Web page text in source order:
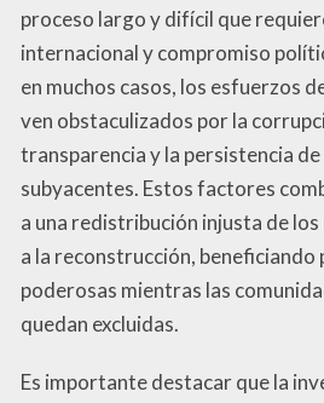
proceso largo y difícil que
internacional y compromiso
en muchos casos, los esfuerzos
ven obstaculizados por la
transparencia y la persistencia
subyacentes. Estos factores
a una redistribución injusta de
a la reconstrucción, beneficiando
poderosas mientras las
quedan excluidas.
Es importante destacar que la